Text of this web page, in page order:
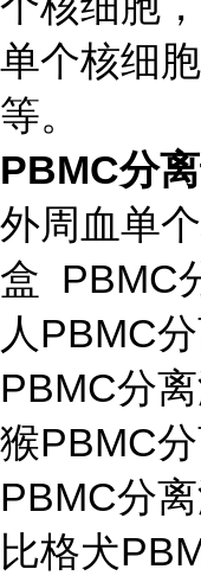
单个核细
等。
PBMC分
外周血单
盒 PBMC
人PBMC
PBMC分
猴PBMC
PBMC分
比格犬